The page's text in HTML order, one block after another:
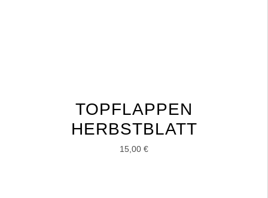
TOPFLAPPEN
HERBSTBLATT
15,00 €